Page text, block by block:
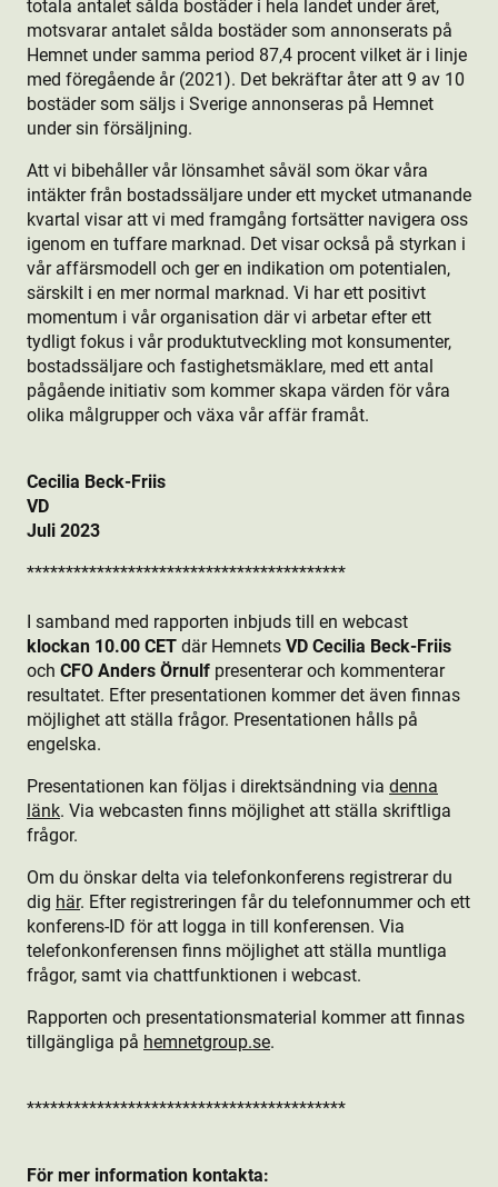
totala antalet sålda bostäder i hela landet under året,
motsvarar antalet sålda bostäder som annonserats på
Hemnet under samma period 87,4 procent vilket är i linje
med föregående år (2021). Det bekräftar åter att 9 av 10
bostäder som säljs i Sverige annonseras på Hemnet
under sin försäljning.
Att vi bibehåller vår lönsamhet såväl som ökar våra
intäkter från bostads­säljare under ett mycket utmanande
kvartal visar att vi med framgång fortsätter navigera oss
igenom en tuffare marknad. Det visar också på styrkan i
vår affärsmodell och ger en indikation om potentialen,
särskilt i en mer normal marknad. Vi har ett positivt
momentum i vår organisation där vi arbetar efter ett
tydligt fokus i vår produkt­utveckling mot konsumenter,
bostads­säljare och fastighetsmäklare, med ett antal
pågående initiativ som kommer skapa värden för våra
olika målgrupper och växa vår affär framåt.
Cecilia Beck-Friis
VD
Juli 2023
*****************************************
I samband med rapporten inbjuds till en webcast
klockan 10.00 CET där Hemnets VD Cecilia Beck-Friis
och CFO Anders Örnulf presenterar och kommenterar
resultatet. Efter presentationen kommer det även finnas
möjlighet att ställa frågor. Presentationen hålls på
engelska.
Presentationen kan följas i direktsändning via denna
länk. Via webcasten finns möjlighet att ställa skriftliga
frågor.
Om du önskar delta via telefonkonferens registrerar du
dig här. Efter registreringen får du telefonnummer och ett
konferens-ID för att logga in till konferensen. Via
telefonkonferensen finns möjlighet att ställa muntliga
frågor, samt via chattfunktion­en i webcast.
Rapporten och presentationsmaterial kommer att finnas
tillgängliga på hemnetgroup.se.
*****************************************
För mer information kontakta: